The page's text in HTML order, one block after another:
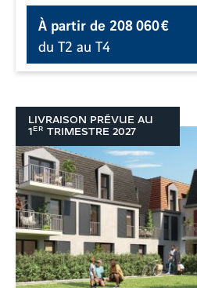
À partir de208 060 €
du T2 au T4
LIVRAISON PRÉVUE AU
1 ER TRIMESTRE 2027